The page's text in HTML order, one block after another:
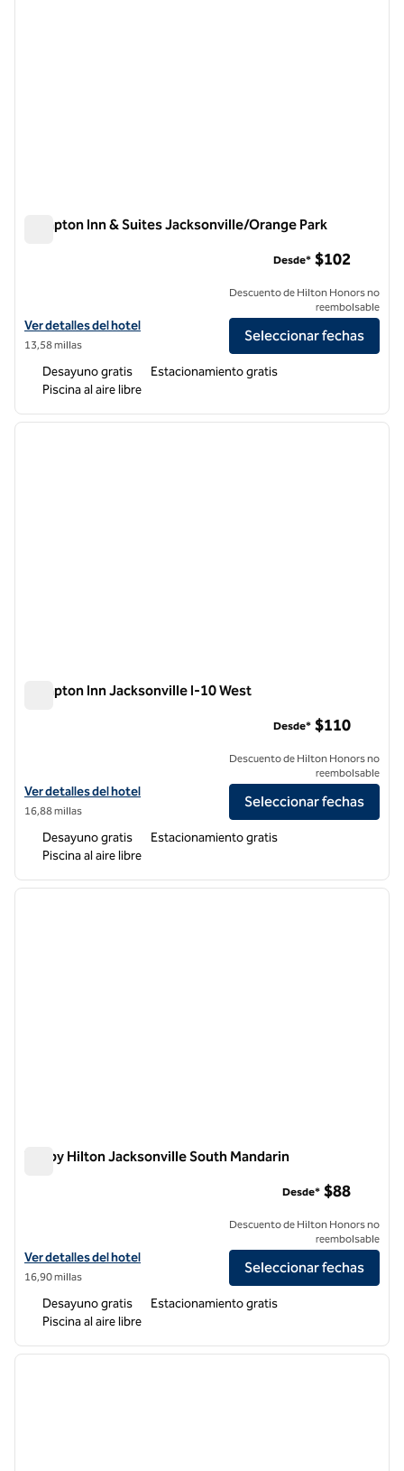
Hampton Inn & Suites Jacksonville/Orange Park
Ver detalles del hotel Hampton Inn & Suites Jacksonville/Orange Park
Ver detalles del hotel
13,58 millas
Desde* $102
Descuento de Hilton Honors no
reembolsable
Seleccionar fechas
Desayuno gratis
Estacionamiento gratis
Piscina al aire libre
1 de 12
Hampton Inn Jacksonville I-10 West
Ver detalles del hotel Hampton Inn Jacksonville I-10 West
Ver detalles del hotel
16,88 millas
Desde* $110
Descuento de Hilton Honors no
reembolsable
Seleccionar fechas
Desayuno gratis
Estacionamiento gratis
Piscina al aire libre
1 de 12
Tru by Hilton Jacksonville South Mandarin
Ver detalles del hotel Tru by Hilton Jacksonville South Mandarin
Ver detalles del hotel
16,90 millas
Desde* $88
Descuento de Hilton Honors no
reembolsable
Seleccionar fechas
Desayuno gratis
Estacionamiento gratis
Piscina al aire libre
1 de 12